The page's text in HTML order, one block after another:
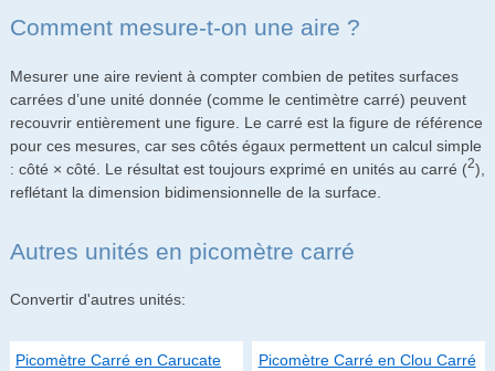
Comment mesure-t-on une aire ?
Mesurer une aire revient à compter combien de petites surfaces
carrées d’une unité donnée (comme le centimètre carré) peuvent
recouvrir entièrement une figure. Le carré est la figure de référence
pour ces mesures, car ses côtés égaux permettent un calcul simple
: côté × côté. Le résultat est toujours exprimé en unités au carré (2),
reflétant la dimension bidimensionnelle de la surface.
Autres unités en picomètre carré
Convertir d'autres unités:
Picomètre Carré en Carucate Picomètre Carré en Clou Carré